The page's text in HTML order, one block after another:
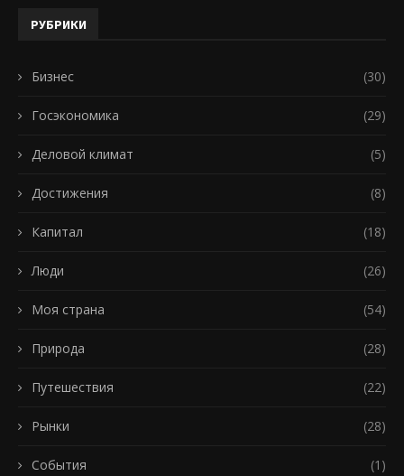
РУБРИКИ
Бизнес (30)
Госэкономика (29)
Деловой климат (5)
Достижения (8)
Капитал (18)
Люди (26)
Моя страна (54)
Природа (28)
Путешествия (22)
Рынки (28)
События (1)